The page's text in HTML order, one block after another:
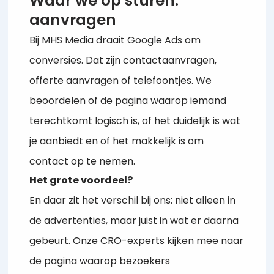
aanvragen
Bij MHS Media draait Google Ads om
conversies. Dat zijn contactaanvragen,
offerte aanvragen of telefoontjes. We
beoordelen of de pagina waarop iemand
terechtkomt logisch is, of het duidelijk is wat
je aanbiedt en of het makkelijk is om
contact op te nemen.
Het grote voordeel?
En daar zit het verschil bij ons: niet alleen in
de advertenties, maar juist in wat er daarna
gebeurt. Onze CRO-experts kijken mee naar
de pagina waarop bezoekers